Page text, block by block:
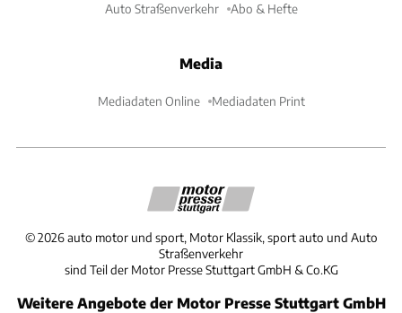
Auto Straßenverkehr Abo & Hefte
Media
Mediadaten Online Mediadaten Print
©2026 auto motor und sport, Motor Klassik, sport auto und Auto
Straßenverkehr
sind Teil der Motor Presse Stuttgart GmbH & Co.KG
Weitere Angebote der Motor Presse Stuttgart GmbH